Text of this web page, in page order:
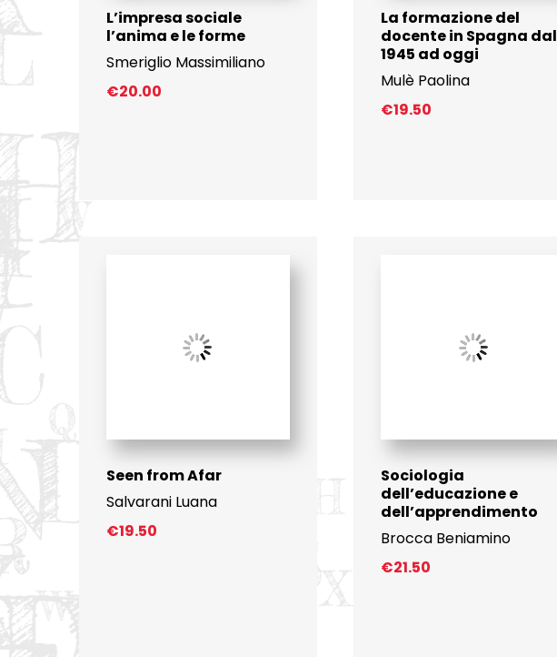
L’impresa sociale
l’anima e le forme
Smeriglio Massimiliano
€20.00
La formazione del
docente in Spagna dal
1945 ad oggi
Mulè Paolina
€19.50
Seen from Afar
Salvarani Luana
€19.50
Sociologia
dell’educazione e
dell’apprendimento
Brocca Beniamino
€21.50